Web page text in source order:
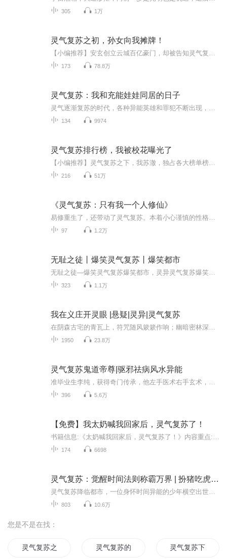
305 1万
灵气复苏之初，孙女向我摊牌！
173 78.8万
灵气复苏：我和充能娃娃同居的日子
134 9974
灵气复苏排行榜，我被校花曝光了
216 51万
《灵气复苏：只有我一个人修仙》
97 1.2万
无耻之徒丨爆笑灵气复苏丨爆笑都市
323 1.1万
我在义庄开灵眼 |悬疑|灵异|灵气复苏
1950 23.8万
灵气复苏鬼道帝尊|驱邪祛病风水异能
396 5.6万
【免费】我太奶喊我回家后，灵气复苏了！
174 6698
灵气复苏：觉醒时间法则称霸万界 | 扮猪吃虎 | 灵气复苏 | 免费有声小说
803 10.6万
您是不是在找：
灵气复苏之我是女神 灵气复苏的人世圣灵 灵气复苏下的凡人